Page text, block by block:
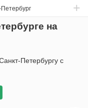
Петербург +
на
Петербургу с